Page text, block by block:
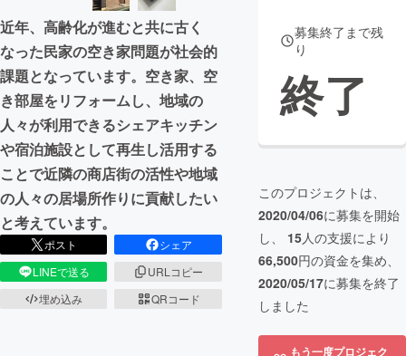
近年、高齢化が進むと共に古く
なった民家の空き家問題が社会的
課題となっています。空き家、空
き部屋をリフォームし、地域の
人々が利用できるシェアキッチン
や宿泊施設として再生し活用する
ことで近隣の商店街の活性や地域
の人々の居場所作りに貢献したい
と考えています。
ポスト
シェア
LINEで送る
URLコピー
埋め込み
QRコード
募集終了まで残
り
終了
このプロジェクトは、
2020/04/06に募集を開始
し、 15人の支援により
66,500円の資金を集め、
2020/05/17に募集を終了
しました
もう一度プロジェク